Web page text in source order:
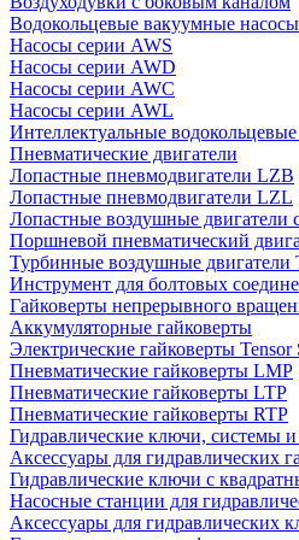
Водокольцевые вакуумные насосы
Насосы серии AWS
Насосы серии AWD
Насосы серии AWC
Насосы серии AWL
Интеллектуальные
Пневматические двигатели
Лопастные пневмодвигатели LZB
Лопастные пневмодвигатели LZL
Лопастные воздушные двигатели
Поршневой пневматический
Турбинные воздушные двигатели
Инструмент для болтовых
Гайковерты непрерывного
Аккумуляторные гайковерты
Электрические гайковерты
Пневматические гайковерты LMP
Пневматические гайковерты LTP
Пневматические гайковерты RTP
Гидравлические ключи, системы
Аксессуары для гидравлических
Гидравлические ключи с
Насосные станции для
Аксессуары для гидравлических